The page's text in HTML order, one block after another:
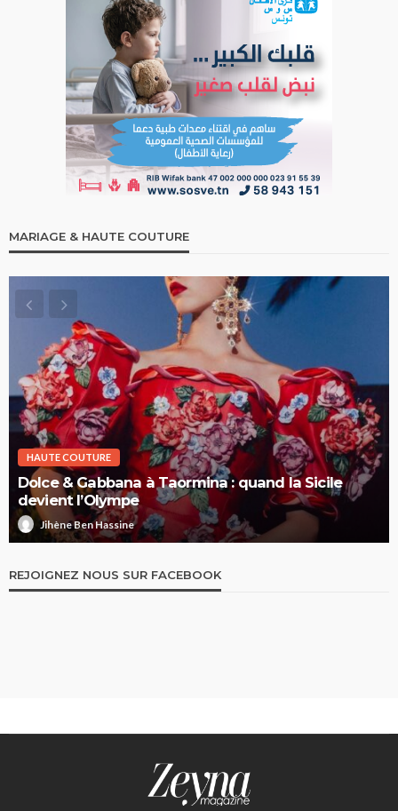
MARIAGE & HAUTE COUTURE
à Taormina : quand la Sicile
Hassine
HAUTE
Elie Saab
nuit
REJOIGNEZ NOUS SUR FACEBOOK